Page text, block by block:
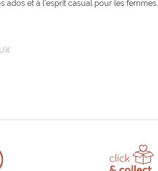
ados et à l'esprit casual pour les femmes.